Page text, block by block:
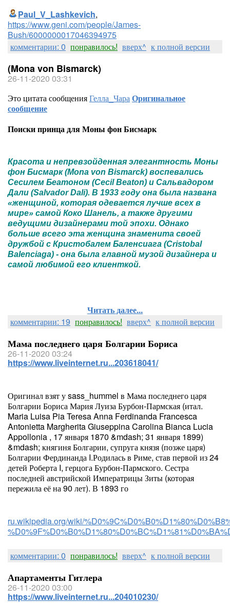
Paul_V_Lashkevich,
https://www.geni.com/people/James-
Bush/6000000017046394975
комментарии: 0 понравилось! вверх^ к полной версии
(Mona von Bismarck)
26-11-2020 03:31
Это цитата сообщенияГелла_ЧараОригинальное
сообщение
Поиски принца для Моны фон Бисмарк
Красота и непревзойденная элегантность Моны
фон Бисмарк (Mona von Bismarck) воспевались
Сесилем Беатоном (Cecil Beaton) и Сальвадором
Дали (Salvador Dali). В 1933 году она была названа
«женщиной, которая одевается лучше всех в
мире» самой Коко Шанель, а также другими
ведущими дизайнерами той эпохи. Однако
больше всего эта женщина знаменита своей
дружбой с Кристобалем Баленсиага (Cristobal
Balenciaga) - она была главной музой дизайнера и
самой любимой его клиенткой.
Читать далее...
комментарии: 19 понравилось! вверх^ к полной версии
Мама последнего царя Болгарии Бориса
26-11-2020 03:24
https://www.liveinternet.ru...203618041/
Оригинал взят у sass_hummel в Мама последнего царя
Болгарии Бориса Мария Луиза Бурбон-Пармская (итал.
Maria Luisa Pia Teresa Anna Ferdinanda Francesca
Antonietta Margherita Giuseppina Carolina Bianca Lucia
Appollonia , 17 января 1870 &mdash; 31 января 1899)
&mdash; княгиня Болгарии, супруга князя (позже царя)
Болгарии Фердинанда I.Родилась в Риме, став первой из 24
детей Роберта I, герцога Бурбон-Пармского. Сестра
последней австрийской Императрицы Зиты (которая
пережила её на 90 лет). В 1893 го
ru.wikipedia.org/wiki/
комментарии: 0 понравилось! вверх^ к полной версии
Апартаменты Гитлера
26-11-2020 03:00
https://www.liveinternet.ru...204010230/